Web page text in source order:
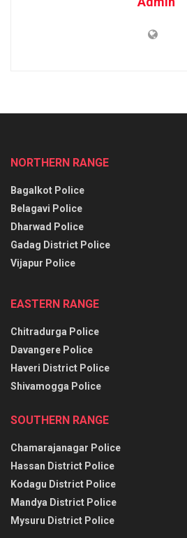
NORTHERN RANGE
Bagalkot Police
Belagavi Police
Dharwad Police
Gadag District Police
Vijapur Police
EASTERN RANGE
Chitradurga Police
Davangere Police
Haveri District Police
Shivamogga Police
SOUTHERN RANGE
Chamarajanagar Police
Hassan District Police
Kodagu District Police
Mandya District Police
Mysuru District Police